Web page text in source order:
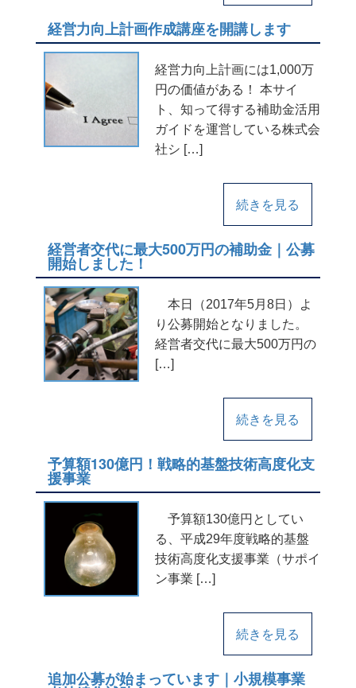
経営力向上計画作成講座を開講します
経営力向上計画には1,000万
円の価値がある！ 本サイ
ト、知って得する補助金活用
ガイドを運営している株式会
社シ […]
続きを見る
経営者交代に最大500万円の補助金｜公募
開始しました！
本日（2017年5月8日）よ
り公募開始となりました。
経営者交代に最大500万円の
[…]
続きを見る
予算額130億円！戦略的基盤技術高度化支
援事業
予算額130億円としてい
る、平成29年度戦略的基盤
技術高度化支援事業（サポイ
ン事業 […]
続きを見る
追加公募が始まっています｜小規模事業